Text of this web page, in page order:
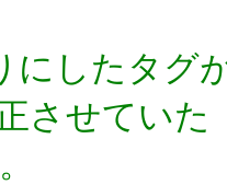
にしたタグ
させていた